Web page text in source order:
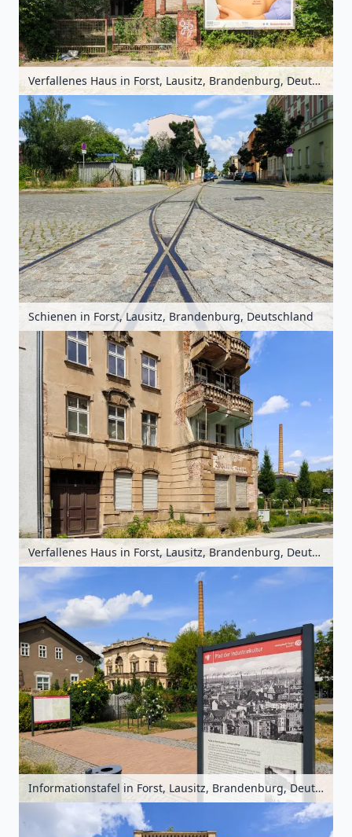
Verfallenes Haus in Forst, Lausitz, Brandenburg, Deutschland
Schienen in Forst, Lausitz, Brandenburg, Deutschland
Verfallenes Haus in Forst, Lausitz, Brandenburg, Deutschland
Informationstafel in Forst, Lausitz, Brandenburg, Deutschland